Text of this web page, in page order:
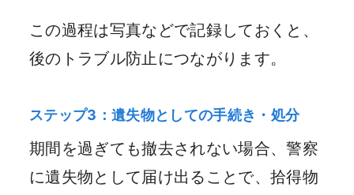
この過程は写真などで記録しておくと、
後のトラブル防止につながります。
ステップ3：遺失物としての手続き・処分
期間を過ぎても撤去されない場合、警察
に遺失物として届け出ることで、拾得物